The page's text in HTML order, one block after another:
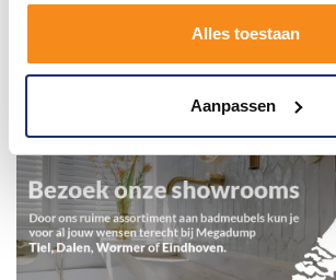
Alles toestaan
Aanpassen